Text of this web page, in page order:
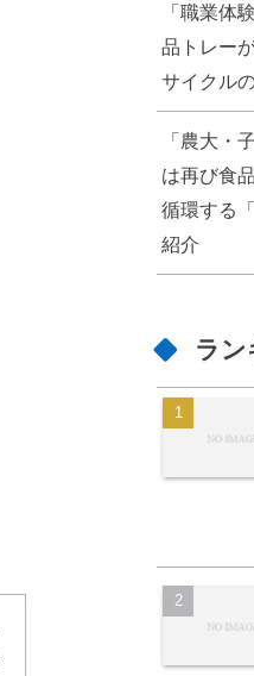
「職業体
品トレー
サイクル
「農大・
は再び食
循環する
紹介
ラン